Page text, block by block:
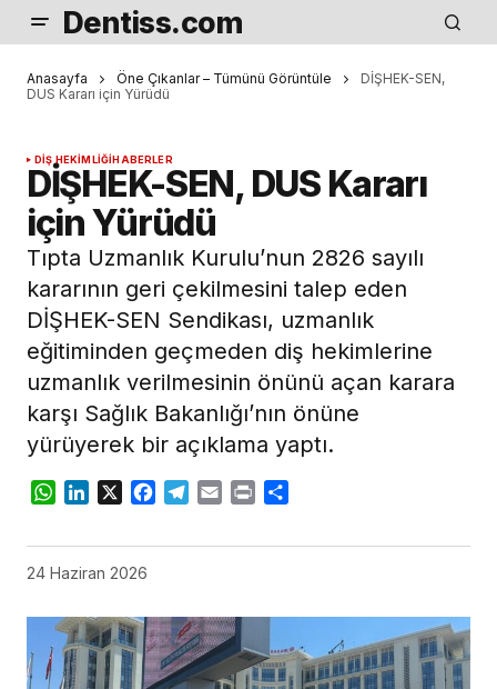
Dentiss.com
Anasayfa Öne Çıkanlar – Tümünü Görüntüle
DİŞHEK-SEN,
DUS Kararı için Yürüdü
DIŞ HEKIMLIĞIHABERLER
DİŞHEK-SEN, DUS Kararı
için Yürüdü
Tıpta Uzmanlık Kurulu’nun 2826 sayılı
kararının geri çekilmesini talep eden
DİŞHEK-SEN Sendikası, uzmanlık
eğitiminden geçmeden diş hekimlerine
uzmanlık verilmesinin önünü açan karara
karşı Sağlık Bakanlığı’nın önüne
yürüyerek bir açıklama yaptı.
WhatsApp
LinkedIn
X Facebook
Telegram
Email Print
24 Haziran 2026